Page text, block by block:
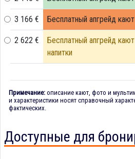
3 166 € Бесплатный апгрейд
2 622 €
Бесплатный апгрейд
напитки
Примечание: описание кают, фото и
и характеристики носят справочный
фактических.
Доступные для